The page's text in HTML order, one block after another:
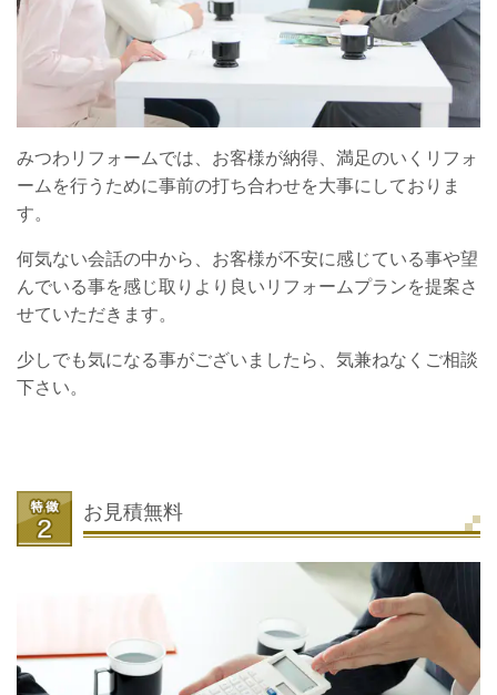
みつわリフォームでは、お客様が納得、満足のいくリフォ
ームを行うために事前の打ち合わせを大事にしておりま
す。
何気ない会話の中から、お客様が不安に感じている事や望
んでいる事を感じ取りより良いリフォームプランを提案さ
せていただきます。
少しでも気になる事がございましたら、気兼ねなくご相談
下さい。
お見積無料